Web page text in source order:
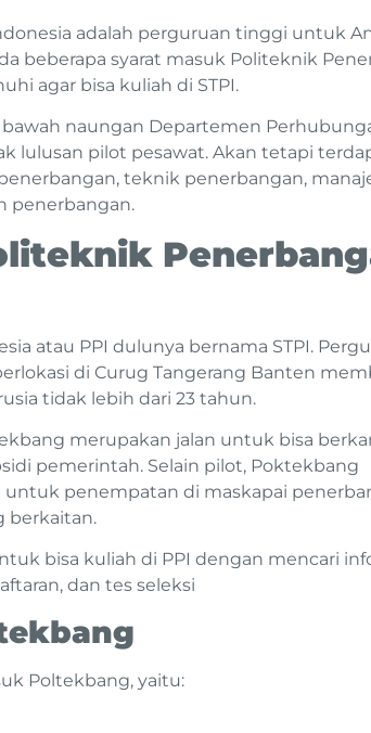
adalah perguruan tinggi untuk
beberapa syarat masuk Politeknik
agar bisa kuliah di STPI.
bawah naungan Departemen
lulusan pilot pesawat. Akan tetapi
teknik penerbangan,
penerbangan.
atau PPI dulunya bernama STPI.
di Curug Tangerang Banten
tidak lebih dari 23 tahun.
merupakan jalan untuk bisa
pemerintah. Selain pilot, Poktekbang
penempatan di maskapai
berkaitan.
bisa kuliah di PPI dengan mencari
dan tes seleksi
Poltekbang, yaitu: